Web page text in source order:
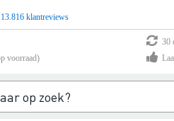
klantreviews
30
voorraad)